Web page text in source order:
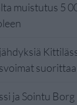
muistutus 5
ja Sointu